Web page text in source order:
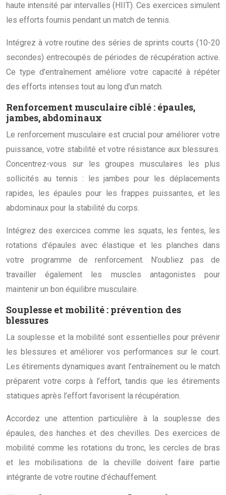
haute intensité par intervalles (HIIT). Ces exercices simulent
les efforts fournis pendant un match de tennis.
Intégrez à votre routine des séries de sprints courts (10-20
secondes) entrecoupés de périodes de récupération active.
Ce type d’entraînement améliore votre capacité à répéter
des efforts intenses tout au long d’un match.
Renforcement musculaire ciblé : épaules,
jambes, abdominaux
Le renforcement musculaire est crucial pour améliorer votre
puissance, votre stabilité et votre résistance aux blessures.
Concentrez-vous sur les groupes musculaires les plus
sollicités au tennis : les jambes pour les déplacements
rapides, les épaules pour les frappes puissantes, et les
abdominaux pour la stabilité du corps.
Intégrez des exercices comme les squats, les fentes, les
rotations d’épaules avec élastique et les planches dans
votre programme de renforcement. N’oubliez pas de
travailler également les muscles antagonistes pour
maintenir un bon équilibre musculaire.
Souplesse et mobilité : prévention des
blessures
La souplesse et la mobilité sont essentielles pour prévenir
les blessures et améliorer vos performances sur le court.
Les étirements dynamiques avant l’entraînement ou le match
préparent votre corps à l’effort, tandis que les étirements
statiques après l’effort favorisent la récupération.
Accordez une attention particulière à la souplesse des
épaules, des hanches et des chevilles. Des exercices de
mobilité comme les rotations du tronc, les cercles de bras
et les mobilisations de la cheville doivent faire partie
intégrante de votre routine d’échauffement.